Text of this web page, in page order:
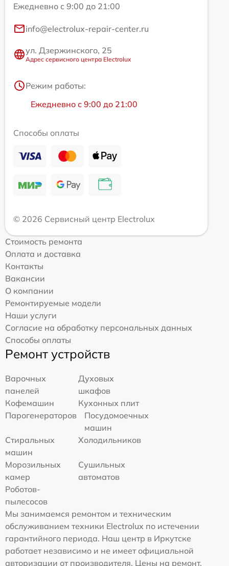
Ежедневно с 9:00 до 21:00
info@electrolux-repair-center.ru
ул. Дзержинского, 25
Адрес сервисного центра Electrolux
Режим работы:
Ежедневно с 9:00 до 21:00
Способы оплаты
© 2026 Сервисный центр Electrolux
Стоимость ремонта
Оплата и доставка
Контакты
Вакансии
О компании
Ремонтируемые модели
Наши услуги
Согласие на обработку персональных данных
Способы оплаты
Ремонт устройств
Варочных
панелей
Духовых
шкафов
Кофемашин
Кухонных плит
Парогенераторов
Посудомоечных
машин
Стиральных
машин
Холодильников
Морозильных
камер
Сушильных
автоматов
Роботов-
пылесосов
Мы занимаемся ремонтом и техническим
обслуживанием техники Electrolux по истечении
гарантийного периода. Наш центр в Иркутске
работает независимо и не имеет официальной
авторизации от производителя. Цены на ремонт,